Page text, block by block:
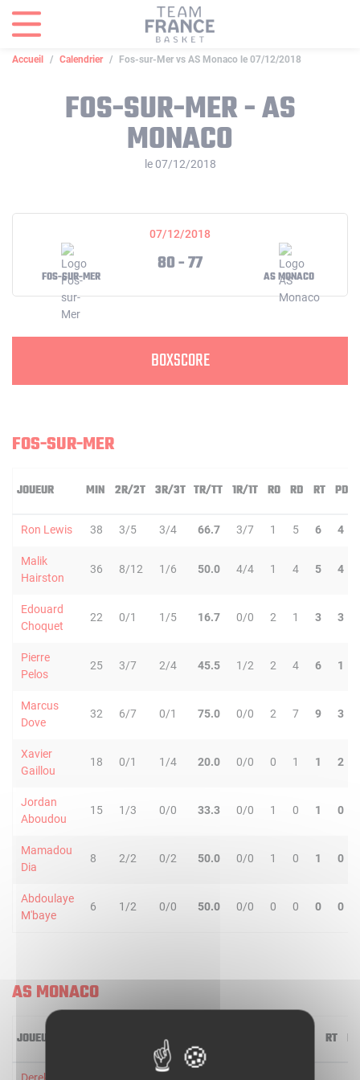
Accueil Calendrier Fos-sur-Mer vs AS Monaco le 07/12/2018
FOS-SUR-MER - AS
MONACO
le 07/12/2018
07/12/2018
FOS-SUR-MER
80 - 77
AS MONACO
BOXSCORE
FOS-SUR-MER
JOUEUR MIN 2R/2T 3R/3T TR/TT 1R/1T RO RD RT PD
Ron Lewis 38 3/5 3/4 66.7 3/7 1 5 6 4
Malik
Hairston
36 8/12 1/6 50.0 4/4 1 4 5 4
Edouard
Choquet
22 0/1 1/5 16.7 0/0 2 1 3 3
Pierre
Pelos
25 3/7 2/4 45.5 1/2 2 4 6 1
Marcus
Dove
32 6/7 0/1 75.0 0/0 2 7 9 3
Xavier
Gaillou
18 0/1 1/4 20.0 0/0 0 1 1 2
Jordan
Aboudou
15 1/3 0/0 33.3 0/0 1 0 1 0
Mamadou
Dia
8 2/2 0/2 50.0 0/0 1 0 1 0
Abdoulaye
M'baye
6 1/2 0/0 50.0 0/0 0 0 0 0
AS MONACO
JOUEUR 3R/3T RT PD
Panneau de gestion des cookies